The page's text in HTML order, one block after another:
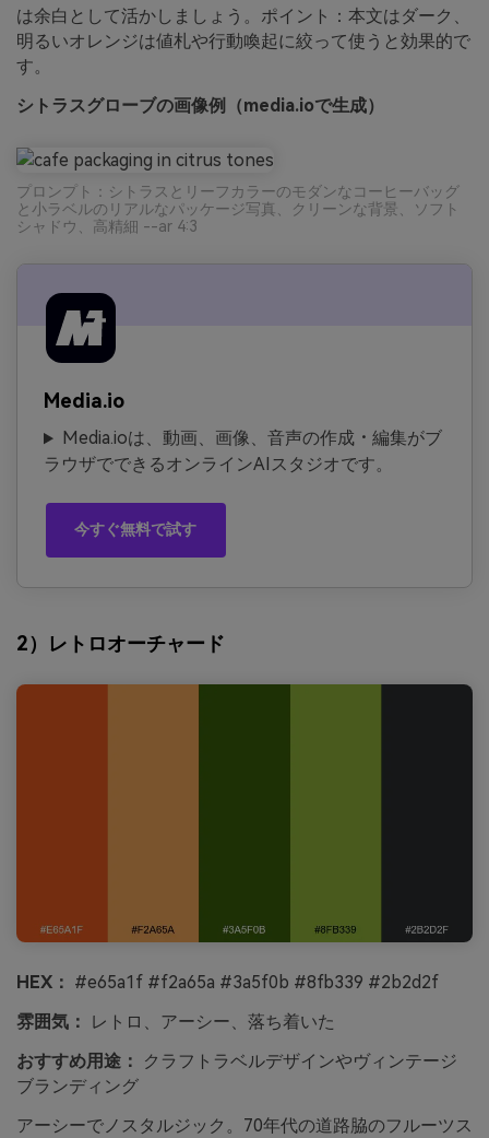
は余白として活かしましょう。ポイント：本文はダーク、
明るいオレンジは値札や行動喚起に絞って使うと効果的で
す。
シトラスグローブの画像例（media.ioで生成）
プロンプト：シトラスとリーフカラーのモダンなコーヒーバッグ
と小ラベルのリアルなパッケージ写真、クリーンな背景、ソフト
シャドウ、高精細 --ar 4:3
Media.io
Media.ioは、動画、画像、音声の作成・編集がブ
ラウザでできるオンラインAIスタジオです。
今すぐ無料で試す
2）レトロオーチャード
HEX： #e65a1f #f2a65a #3a5f0b #8fb339 #2b2d2f
雰囲気：
レトロ、アーシー、落ち着いた
おすすめ用途：
クラフトラベルデザインやヴィンテージ
ブランディング
アーシーでノスタルジック。70年代の道路脇のフルーツス